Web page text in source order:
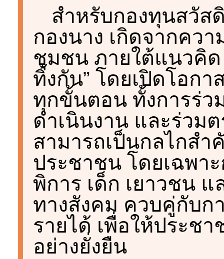
สำหรับกองทุนสวัส
กองนาง เกิดจากคว
ชุมชน ภายใต้แนวคิ
ทิ้งกัน” โดยเปิดโอก
ทุกขั้นตอน ทั้งการร่ว
ดำเนินงาน และร่วม
สามารถเป็นกลไกส
ประชาชน โดยเฉพา
พิการ เด็ก เยาวชน
ทางสังคม ควบคู่กับก
รายได้ เพื่อให้ประช
อย่างยั่งยืน